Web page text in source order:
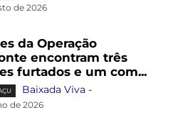
de 2026
da Operação
encontram três
furtados e um com...
Baixada Viva -
de 2026